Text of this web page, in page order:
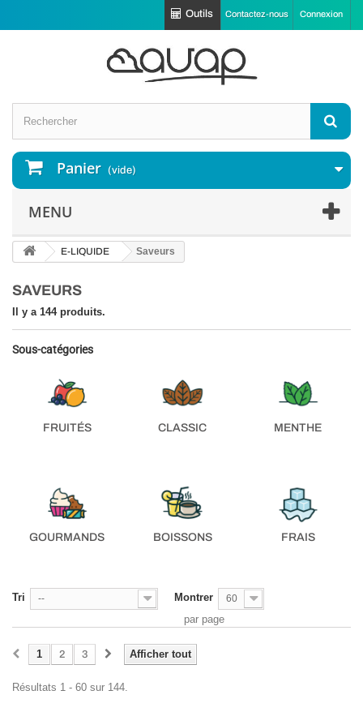
Connexion
Contactez-nous
Outils
Panier (vide)
MENU
E-LIQUIDE Saveurs
SAVEURS
Il y a 144 produits.
Sous-catégories
FRUITÉS CLASSIC MENTHE
GOURMANDS BOISSONS FRAIS
Tri -- Montrer 60
par page
Afficher tout
1 2 3
Résultats 1 - 60 sur 144.